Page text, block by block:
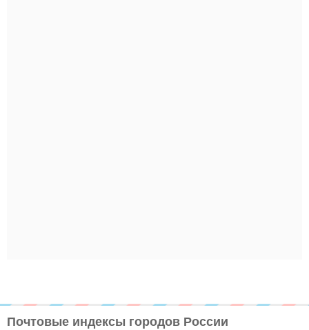
Почтовые индексы городов России